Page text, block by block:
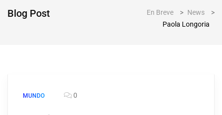
Blog Post En Breve > News
>
Paola Longoria
MUNDO 0